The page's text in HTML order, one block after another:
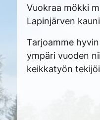
Vuokraa mökki
Lapinjärven
Tarjoamme
ympäri vuoden
keikkatyön